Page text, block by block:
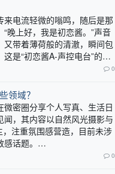
来电流轻微的嗡鸣，随后是那
晚上好，我是初恋酱。”声音
又带着薄荷般的清澈，瞬间包
是“初恋酱A-声控电台”的开
0
领域？
微密圈分享个人写真、生活日
闻，其内容以自然风光摄影与
注重氛围感营造，目前未涉
感话题。…
0